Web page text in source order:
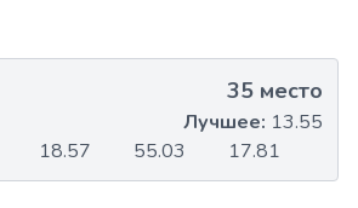
35 место
18.57 55.03 17.81
Лучшее: 13.55